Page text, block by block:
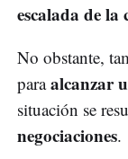
escalada de
No obstante,
paraalcanzar
situación se
negociaciones.